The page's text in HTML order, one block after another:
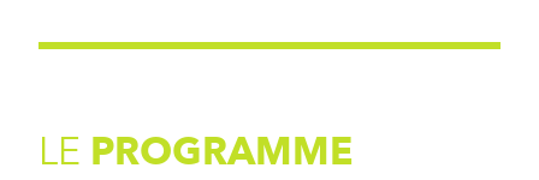
LE PROGRAMME